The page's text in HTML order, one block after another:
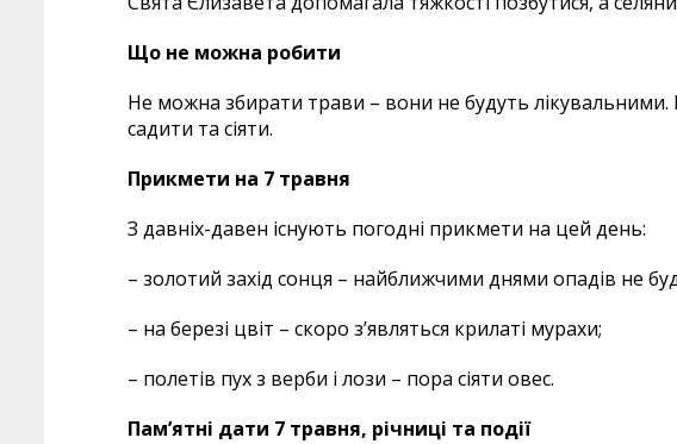
Що не можна робити
Не можна збирати трави – вони не будуть
садити та сіяти.
Прикмети на 7 травня
З давніх-давен існують погодні прикмети на цей день:
– золотий захід сонця – найближчими днями опадів не
– на березі цвіт – скоро з’являться крилаті мурахи;
– полетів пух з верби і лози – пора сіяти овес.
Пам’ятні дати 7 травня, річниці та події